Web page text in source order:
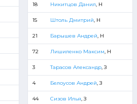
18 Никитцов Данил, Н
15 Штоль Дмитрий, Н
21 Барышев Андрей, Н
72 Лишиленко Максим, Н
3 Тарасов Александр, З
4 Белоусов Андрей, З
44 Сизов Илья, З